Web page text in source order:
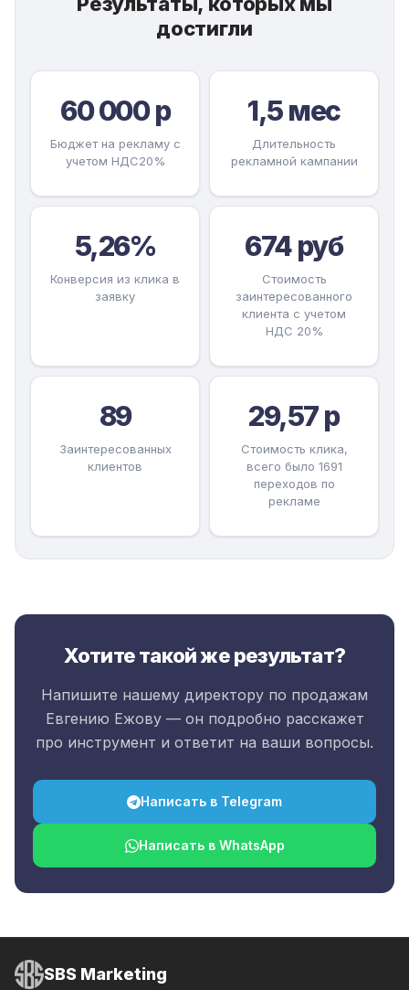
достигли
60 000 р
Бюджет на рекламу с
учетом НДС20%
1,5 мес
Длительность
рекламной кампании
5,26%
Конверсия из клика в
заявку
674 руб
Стоимость
заинтересованного
клиента с учетом
НДС 20%
89
Заинтересованных
клиентов
29,57 р
Стоимость клика,
всего было 1691
переходов по
рекламе
Хотите такой же результат?
Напишите нашему директору по продажам
Евгению Ежову — он подробно расскажет
про инструмент и ответит на ваши вопросы.
Написать в Telegram
Написать в WhatsApp
SBS Marketing